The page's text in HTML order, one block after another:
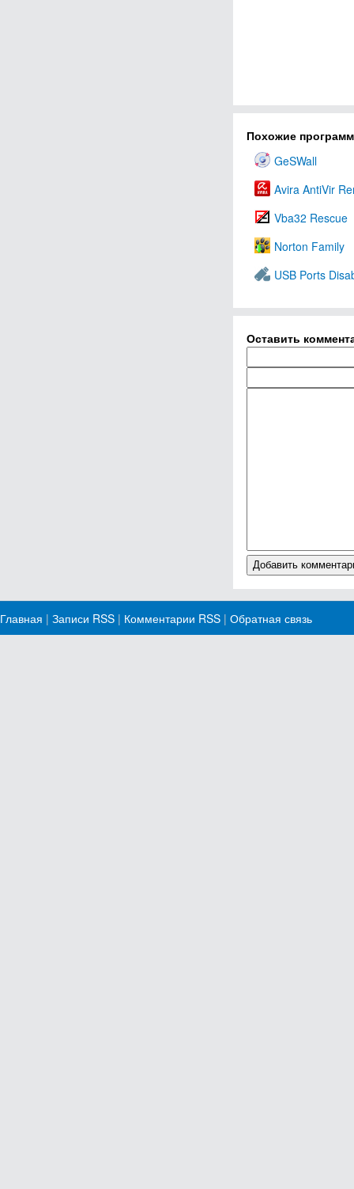
Похожие
GeSWall
Avira AntiVir
Vba32 Rescue
Norton Family
USB Ports
Оставить
Главная | Записи RSS | Комментарии RSS | Обратная связь